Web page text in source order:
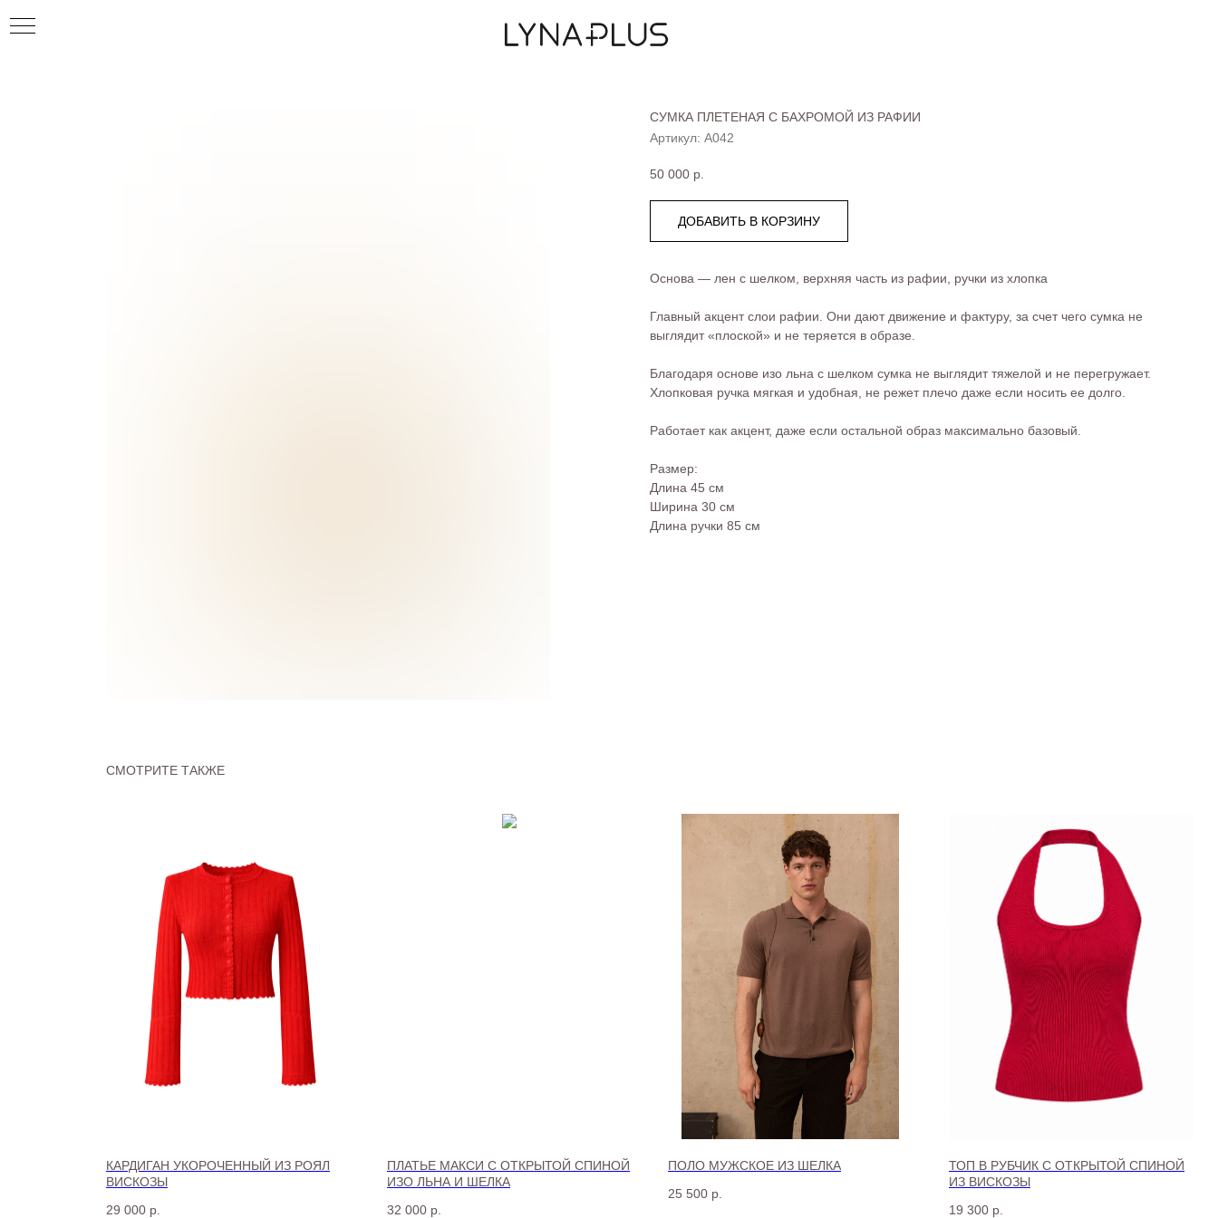
СУМКА ПЛЕТЕНАЯ С БАХРОМОЙ ИЗ РАФИИ
Артикул: А042
50 000 р.
ДОБАВИТЬ В КОРЗИНУ
Основа — лен с шелком, верхняя часть из рафии, ручки из хлопка
Главный акцент слои рафии. Они дают движение и фактуру, за счет чего сумка не
выглядит «плоской» и не теряется в образе.
Благодаря основе изо льна с шелком сумка не выглядит тяжелой и не перегружает.
Хлопковая ручка мягкая и удобная, не режет плечо даже если носить ее долго.
Работает как акцент, даже если остальной образ максимально базовый.
Размер:
Длина 45 см
Ширина 30 см
Длина ручки 85 см
СМОТРИТЕ ТАКЖЕ
КАРДИГАН УКОРОЧЕННЫЙ ИЗ РОЯЛ
ВИСКОЗЫ
29 000 р.
ПЛАТЬЕ МАКСИ С ОТКРЫТОЙ СПИНОЙ
ИЗО ЛЬНА И ШЕЛКА
32 000 р.
ПОЛО МУЖСКОЕ ИЗ ШЕЛКА
25 500 р.
ТОП В РУБЧИК С ОТКРЫТОЙ СПИНОЙ
ИЗ ВИСКОЗЫ
19 300 р.